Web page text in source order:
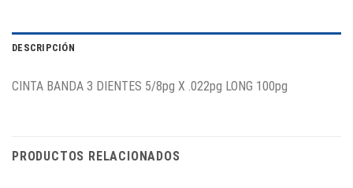
DESCRIPCIÓN
CINTA BANDA 3 DIENTES 5/8pg X .022pg LONG 100pg
PRODUCTOS RELACIONADOS